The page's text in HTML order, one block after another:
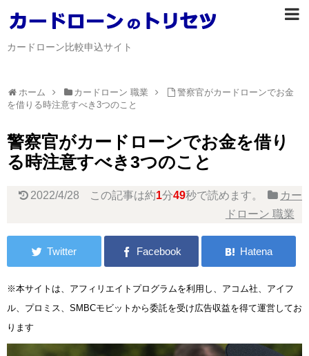
カードローン比較申込サイト
ホーム カードローン 職業
警察官がカードローンでお金
を借りる時注意すべき3つのこと
警察官がカードローンでお金を借り
る時注意すべき3つのこと
2022/4/28 この記事は約1分49秒で読めます。
カー
ドローン 職業
※本サイトは、アフィリエイトプログラムを利用し、アコム社、アイフ
ル、プロミス、SMBCモビットから委託を受け広告収益を得て運営してお
ります